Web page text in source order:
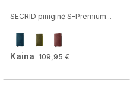
SECRID piniginė S-Premium...
Kaina 109,95 €